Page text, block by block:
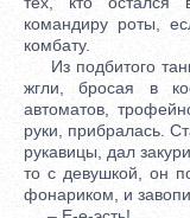
командиру роты,
комбату.
Из подбитого
жгли, бросая в
автоматов,
руки, прибралась.
рукавицы, дал
то с девушкой, он
фонариком, и